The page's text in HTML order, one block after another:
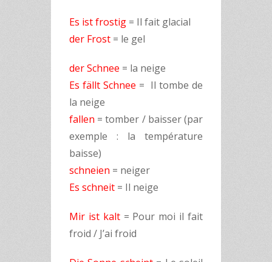
Es ist frostig = Il fait glacial
der Frost = le gel
der Schnee = la neige
Es fällt Schnee = Il tombe de
la neige
fallen = tomber / baisser (par
exemple : la température
baisse)
schneien = neiger
Es schneit = Il neige
Mir ist kalt= Pour moi il fait
froid / J’ai froid